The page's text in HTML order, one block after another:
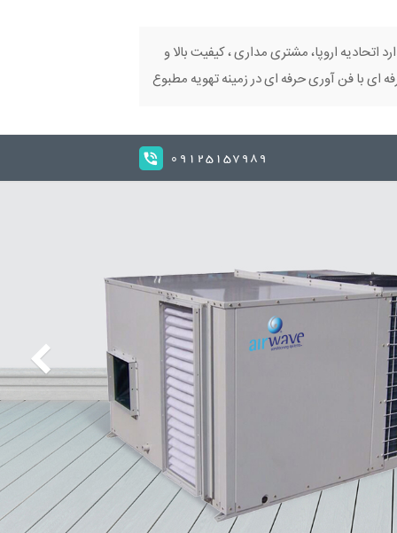
اتحادیه اروپا، مشتری مداری ، کیفیت بالا و
ای با فن آوری حرفه ای در زمینه تهویه مطبوع
09125157989